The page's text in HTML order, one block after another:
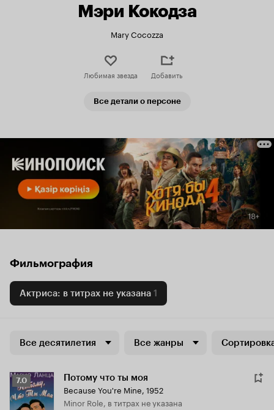
Мэри Кокодза
Mary Cocozza
Любимая звезда Добавить
Все детали о персоне
Фильмография
Актриса: в титрах не указана 1
Все десятилетия Все жанры
Рейтинг
Кинопоиска
7.0
7.0 Потому что ты моя
Because You're Mine, 1952
Minor Role, в титрах не указана